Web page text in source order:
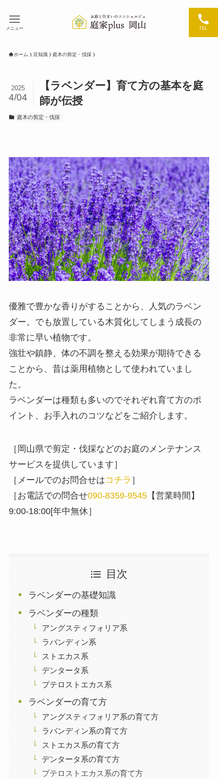
TEL
メニュー
ホーム 豆知識 庭木の剪定・伐採
【ラベンダー】育て方の基本を庭
師が伝授
2025
4/04
庭木の剪定・伐採
優雅で豊かな香りがすることから、人気のラベン
ダー。でも放置している木質化してしまう成長の
非常に早い植物です。
強壮や鎮静、体の不調を整える効果が期待できる
ことから、昔は薬用植物として使われていまし
た。
ラベンダーは種類も多いのでそれぞれ育て方のポ
イント、お手入れのコツなどをご紹介します。
［岡山県で剪定・伐採などのお庭のメンテナンス
サービスを提供しています］
［メールでのお問合せはコチラ ］
［お電話での問合せ090-8359-9545【営業時間】
9:00-18:00[年中無休］
目次
ラベンダーの基礎知識
ラベンダーの種類
アングスティフォリア系
ラバンディン系
ストエカス系
デンタータ系
プテロストエカス系
ラベンダーの育て方
アングスティフォリア系の育て方
ラバンディン系の育て方
ストエカス系の育て方
デンタータ系の育て方
プテロストエカス系の育て方